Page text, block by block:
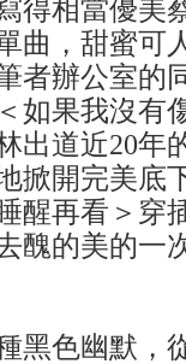
得相當優美
曲，甜蜜可
者辦公室的
如果我沒有
出道近20年
掀開完美底
醒再看＞穿
醜的美的一
黑色幽默，